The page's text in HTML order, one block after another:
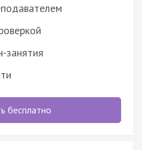
занятия
бесплатно